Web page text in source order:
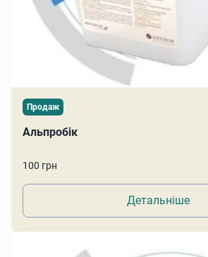
Продаж
Альпробік
100 грн
Детальніше